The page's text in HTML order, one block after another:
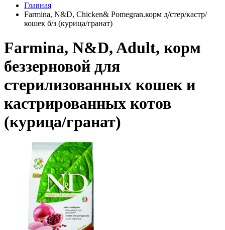
Главная
Farmina, N&D, Chicken& Pomegran.корм д/стер/кастр/
кошек б/з (курица/гранат)
Farmina, N&D, Adult, корм
беззерновой для
стерилизованных кошек и
кастрированных котов
(курица/гранат)